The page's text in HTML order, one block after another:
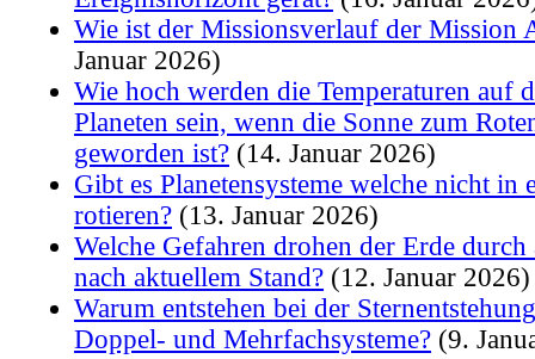
Wie ist der Missionsverlauf der Mission
Januar 2026)
Wie hoch werden die Temperaturen auf
Planeten sein, wenn die Sonne zum
geworden ist? (14. Januar 2026)
Gibt es Planetensysteme welche nicht in
rotieren? (13. Januar 2026)
Welche Gefahren drohen der Erde durch
nach aktuellem Stand? (12. Januar 2026)
Warum entstehen bei der
Doppel- und Mehrfachsysteme? (9.